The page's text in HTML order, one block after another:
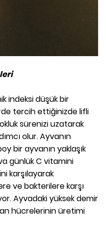
indeksi düşük bir
tercih ettiğinizde lifli
sürenizi uzatarak
olur. Ayvanın
bir ayvanın yaklaşık
günlük C vitamini
karşılayarak
ve bakterilere karşı
Ayvadaki yüksek demir
hücrelerinin üretimi